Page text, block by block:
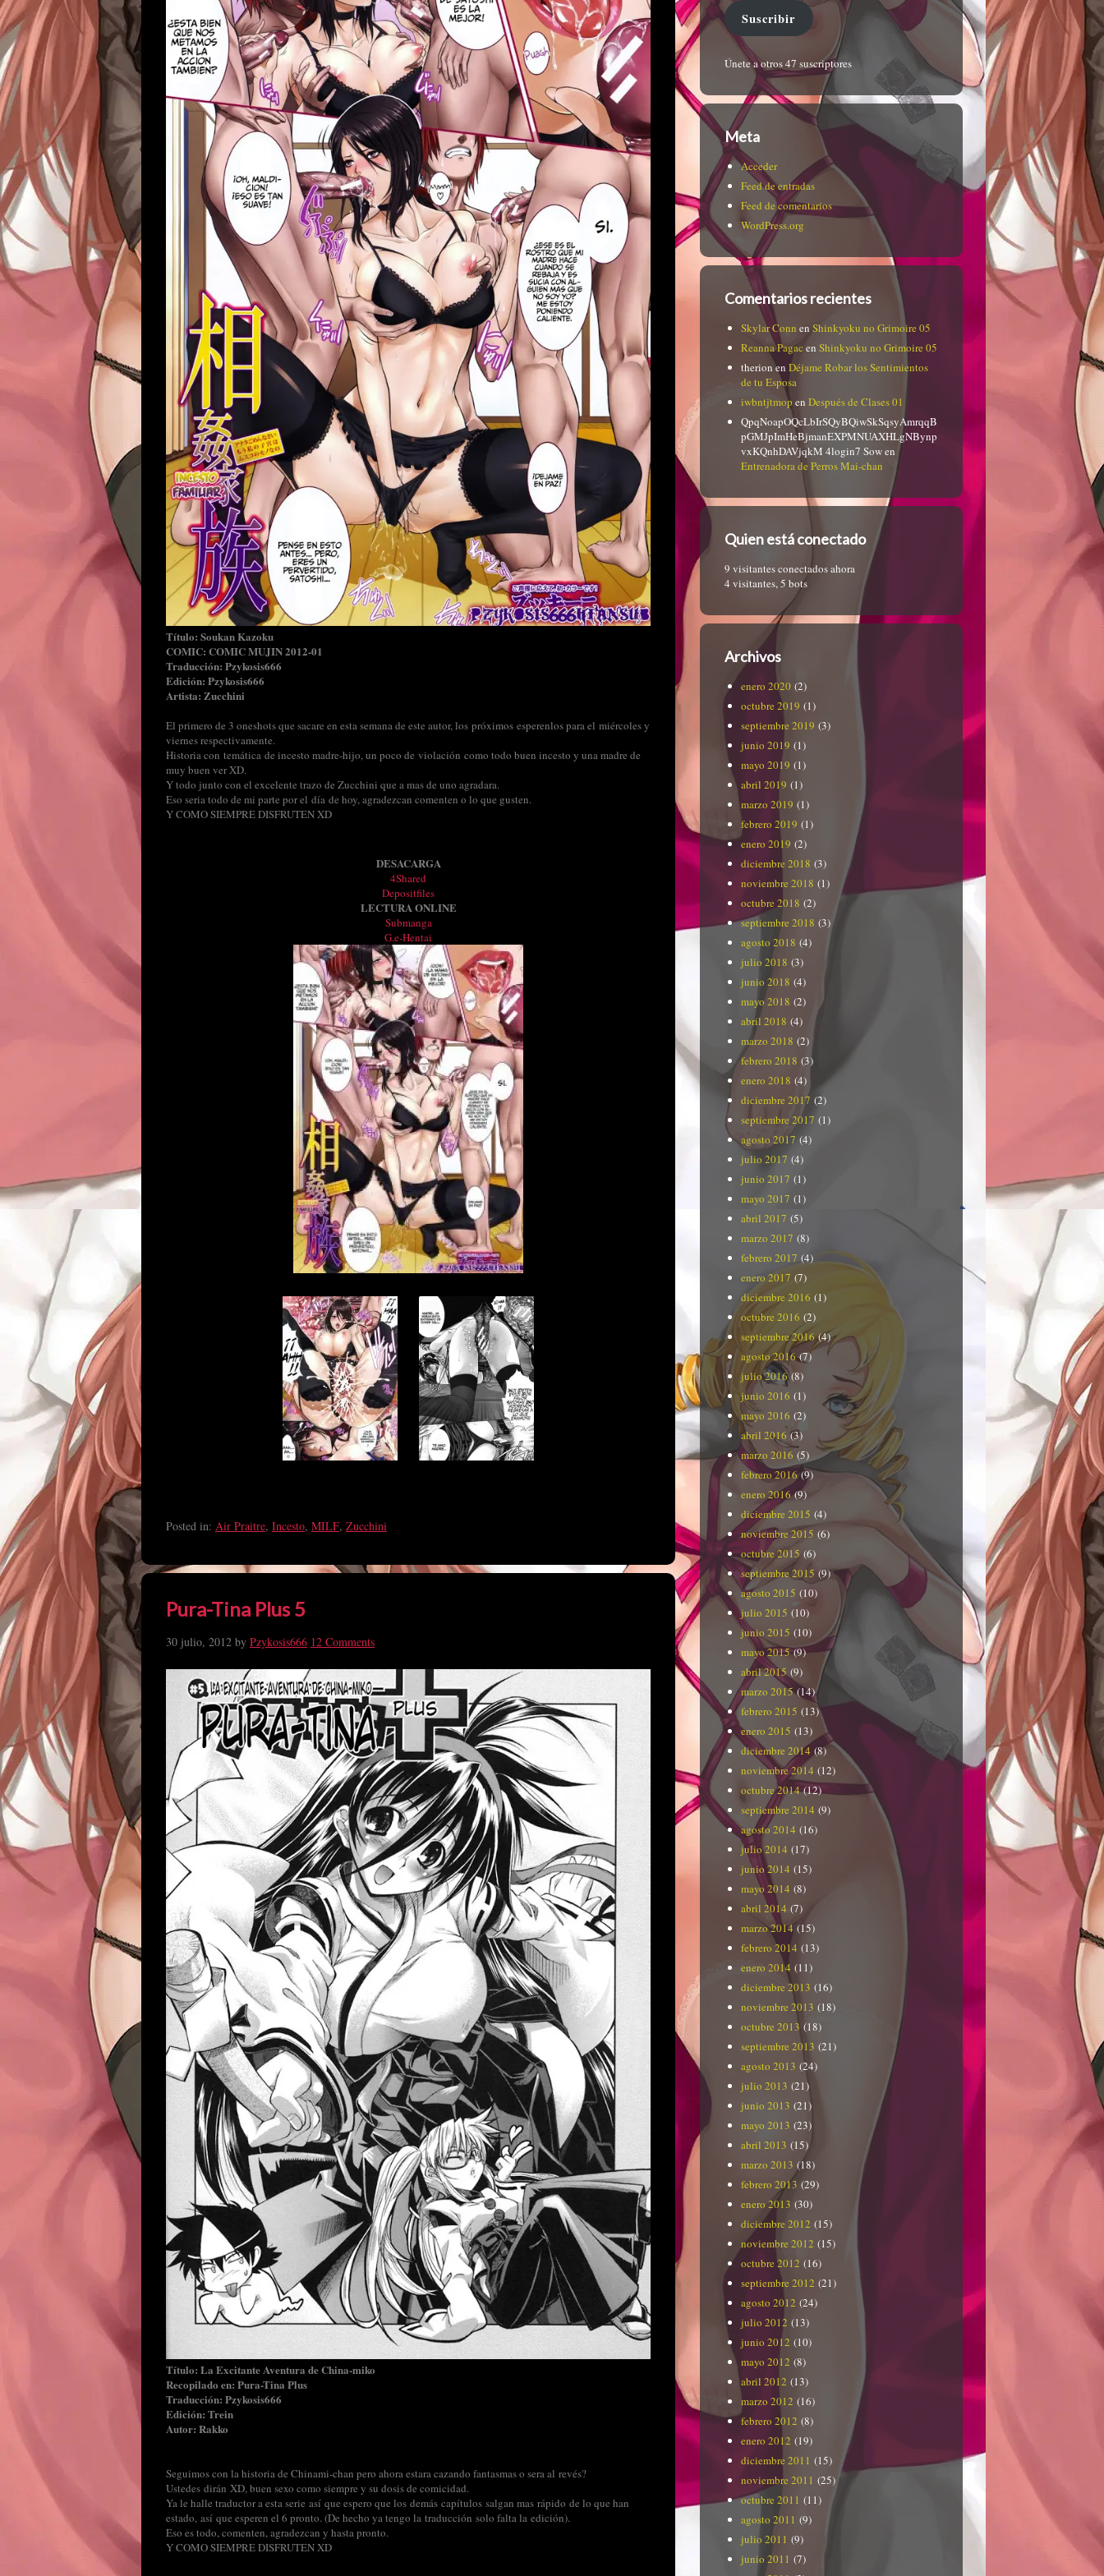
Título: Soukan Kazoku
COMIC: COMIC MUJIN 2012-01
Traducción: Pzykosis666
Edición: Pzykosis666
Artista: Zucchini
El primero de 3 oneshots que sacare en esta semana de este autor, los próximos esperenlos para el miércoles y
viernes respectivamente.
Historia con temática de incesto madre-hijo, un poco de violación como todo buen incesto y una madre de
muy buen ver XD.
Y todo junto con el excelente trazo de Zucchini que a mas de uno agradara.
Eso seria todo de mi parte por el día de hoy, agradezcan comenten o lo que gusten.
Y COMO SIEMPRE DISFRUTEN XD
DESACARGA
4Shared
Depositfiles
LECTURA ONLINE
Submanga
G.e-Hentai
Posted in: Air Praitre, Incesto, MILF, Zucchini
Pura-Tina Plus 5
30 julio, 2012 by Pzykosis666 12 Comments
Título: La Excitante Aventura de China-miko
Recopilado en: Pura-Tina Plus
Traducción: Pzykosis666
Edición: Trein
Autor: Rakko
Seguimos con la historia de Chinami-chan pero ahora estara cazando fantasmas o sera al revés?
Ustedes dirán XD, buen sexo como siempre y su dosis de comicidad.
Ya le halle traductor a esta serie así que espero que los demás capítulos salgan mas rápido de lo que han
estado, así que esperen el 6 pronto. (De hecho ya tengo la traducción solo falta la edición).
Eso es todo, comenten, agradezcan y hasta pronto.
Y COMO SIEMPRE DISFRUTEN XD
Suscribir
Únete a otros 47 suscriptores
Meta
Acceder
Feed de entradas
Feed de comentarios
WordPress.org
Comentarios recientes
Skylar Conn en Shinkyoku no Grimoire 05
Reanna Pagac en Shinkyoku no Grimoire 05
therionen Déjame Robar los Sentimientos
de tu Esposa
iwbntjtmop en Después de Clases 01
QpqNoapOQcLbIrSQyBQiwSkSqsyAmrqqB
pGMJpImHeBjmanEXPMNUAXHLgNBynp
vxKQnhDAVjqkM 4login7 Sowen
Entrenadora de Perros Mai-chan
Quien está conectado
9 visitantes conectados ahora
4 visitantes,5 bots
Archivos
enero 2020 (2)
octubre 2019 (1)
septiembre 2019 (3)
junio 2019 (1)
mayo 2019 (1)
abril 2019 (1)
marzo 2019 (1)
febrero 2019 (1)
enero 2019 (2)
diciembre 2018 (3)
noviembre 2018 (1)
octubre 2018 (2)
septiembre 2018 (3)
agosto 2018 (4)
julio 2018 (3)
junio 2018 (4)
mayo 2018 (2)
abril 2018 (4)
marzo 2018 (2)
febrero 2018 (3)
enero 2018 (4)
diciembre 2017 (2)
septiembre 2017 (1)
agosto 2017 (4)
julio 2017 (4)
junio 2017 (1)
mayo 2017 (1)
abril 2017 (5)
marzo 2017 (8)
febrero 2017 (4)
enero 2017 (7)
diciembre 2016 (1)
octubre 2016 (2)
septiembre 2016(4)
agosto 2016(7)
julio 2016(8)
junio 2016 (1)
mayo 2016 (2)
abril 2016 (3)
marzo 2016 (5)
febrero 2016(9)
enero 2016(9)
diciembre 2015 (4)
noviembre 2015 (6)
octubre 2015 (6)
septiembre 2015 (9)
agosto 2015 (10)
julio 2015 (10)
junio 2015 (10)
mayo 2015(9)
abril 2015 (9)
marzo 2015(14)
febrero 2015 (13)
enero 2015 (13)
diciembre 2014 (8)
noviembre 2014 (12)
octubre 2014(12)
septiembre 2014 (9)
agosto 2014 (16)
julio 2014 (17)
junio 2014 (15)
mayo 2014 (8)
abril 2014 (7)
marzo 2014 (15)
febrero 2014 (13)
enero 2014 (11)
diciembre 2013 (16)
noviembre 2013 (18)
octubre 2013 (18)
septiembre 2013 (21)
agosto 2013 (24)
julio 2013 (21)
junio 2013 (21)
mayo 2013 (23)
abril 2013 (15)
marzo 2013 (18)
febrero 2013 (29)
enero 2013 (30)
diciembre 2012 (15)
noviembre 2012 (15)
octubre 2012 (16)
septiembre 2012 (21)
agosto 2012 (24)
julio 2012 (13)
junio 2012 (10)
mayo 2012 (8)
abril 2012 (13)
marzo 2012 (16)
febrero 2012 (8)
enero 2012 (19)
diciembre 2011 (15)
noviembre 2011 (25)
octubre 2011 (11)
agosto 2011 (9)
julio 2011 (9)
junio 2011 (7)